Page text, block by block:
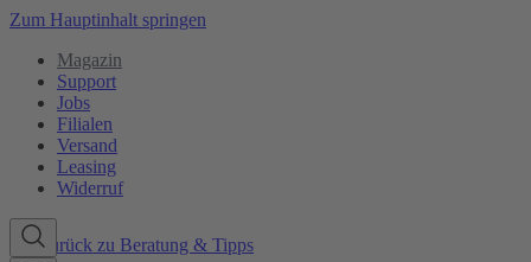
Zum Hauptinhalt springen
Magazin
Support
Jobs
Filialen
Versand
Leasing
Widerruf
Zurück zu Beratung & Tipps